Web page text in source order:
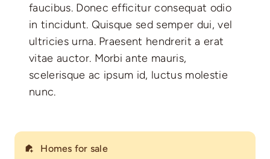
faucibus. Donec efficitur consequat odio
in tincidunt. Quisque sed semper dui, vel
ultricies urna. Praesent hendrerit a erat
vitae auctor. Morbi ante mauris,
scelerisque ac ipsum id, luctus molestie
nunc.
Homes for sale